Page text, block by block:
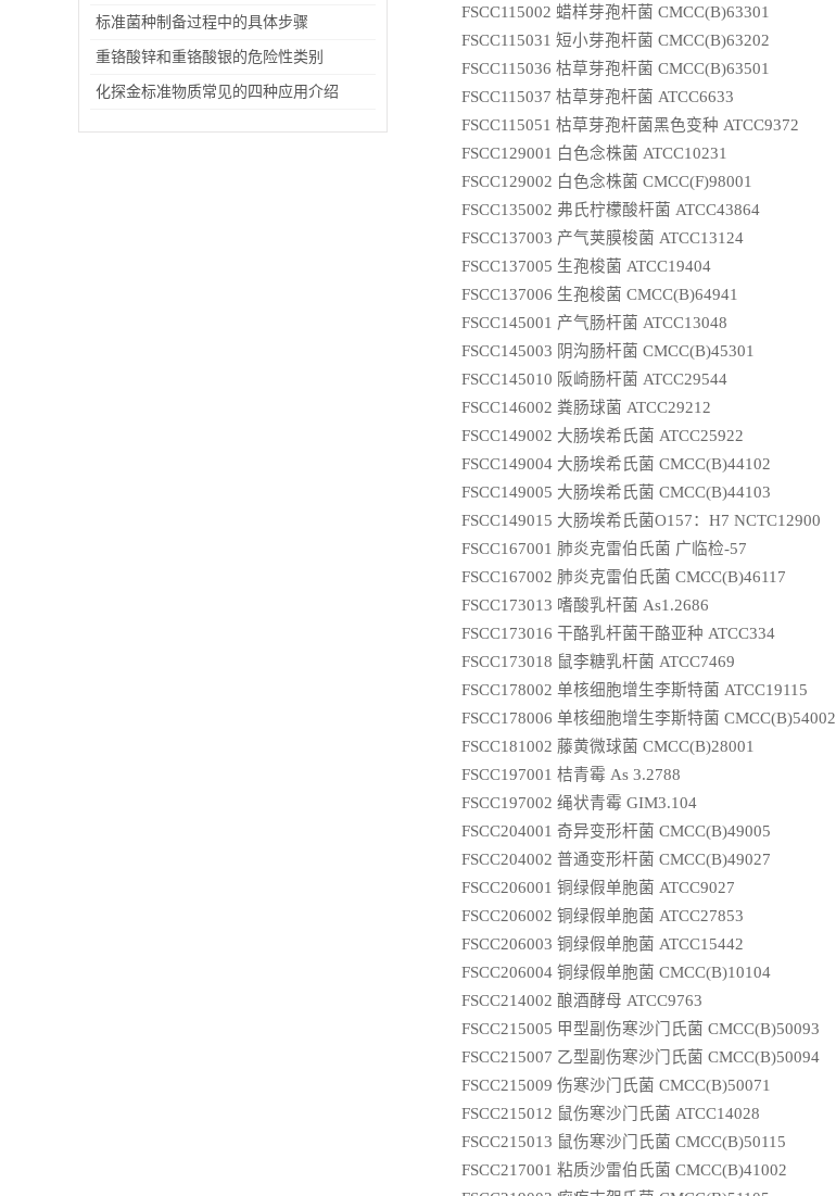
标准菌种制备过程中的具体步骤
重铬酸锌和重铬酸银的危险性类别
化探金标准物质常见的四种应用介绍
FSCC115002 蜡样芽孢杆菌 CMCC(B)63301
FSCC115031 短小芽孢杆菌 CMCC(B)63202
FSCC115036 枯草芽孢杆菌 CMCC(B)63501
FSCC115037 枯草芽孢杆菌 ATCC6633
FSCC115051 枯草芽孢杆菌黑色变种 ATCC9372
FSCC129001 白色念株菌 ATCC10231
FSCC129002 白色念株菌 CMCC(F)98001
FSCC135002 弗氏柠檬酸杆菌 ATCC43864
FSCC137003 产气荚膜梭菌 ATCC13124
FSCC137005 生孢梭菌 ATCC19404
FSCC137006 生孢梭菌 CMCC(B)64941
FSCC145001 产气肠杆菌 ATCC13048
FSCC145003 阴沟肠杆菌 CMCC(B)45301
FSCC145010 阪崎肠杆菌 ATCC29544
FSCC146002 粪肠球菌 ATCC29212
FSCC149002 大肠埃希氏菌 ATCC25922
FSCC149004 大肠埃希氏菌 CMCC(B)44102
FSCC149005 大肠埃希氏菌 CMCC(B)44103
FSCC149015 大肠埃希氏菌O157：H7 NCTC12900
FSCC167001 肺炎克雷伯氏菌 广临检-57
FSCC167002 肺炎克雷伯氏菌 CMCC(B)46117
FSCC173013 嗜酸乳杆菌 As1.2686
FSCC173016 干酪乳杆菌干酪亚种 ATCC334
FSCC173018 鼠李糖乳杆菌 ATCC7469
FSCC178002 单核细胞增生李斯特菌 ATCC19115
FSCC178006 单核细胞增生李斯特菌 CMCC(B)54002
FSCC181002 藤黄微球菌 CMCC(B)28001
FSCC197001 桔青霉 As 3.2788
FSCC197002 绳状青霉 GIM3.104
FSCC204001 奇异变形杆菌 CMCC(B)49005
FSCC204002 普通变形杆菌 CMCC(B)49027
FSCC206001 铜绿假单胞菌 ATCC9027
FSCC206002 铜绿假单胞菌 ATCC27853
FSCC206003 铜绿假单胞菌 ATCC15442
FSCC206004 铜绿假单胞菌 CMCC(B)10104
FSCC214002 酿酒酵母 ATCC9763
FSCC215005 甲型副伤寒沙门氏菌 CMCC(B)50093
FSCC215007 乙型副伤寒沙门氏菌 CMCC(B)50094
FSCC215009 伤寒沙门氏菌 CMCC(B)50071
FSCC215012 鼠伤寒沙门氏菌 ATCC14028
FSCC215013 鼠伤寒沙门氏菌 CMCC(B)50115
FSCC217001 粘质沙雷伯氏菌 CMCC(B)41002